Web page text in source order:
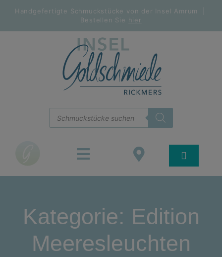
Handgefertigte Schmuckstücke von der Insel Amrum |
Bestellen Sie hier
Kategorie: Edition
Meeresleuchten